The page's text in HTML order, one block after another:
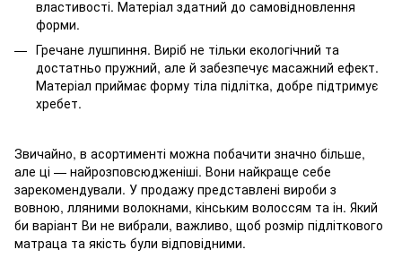
властивості. Матеріал здатний до самовідновлення
форми.
Гречане лушпиння. Виріб не тільки екологічний та
достатньо пружний, але й забезпечує масажний ефект.
Матеріал приймає форму тіла підлітка, добре підтримує
хребет.
Звичайно, в асортименті можна побачити значно більше,
але ці — найрозповсюдженіші. Вони найкраще себе
зарекомендували. У продажу представлені вироби з
вовною, лляними волокнами, кінським волоссям та ін. Який
би варіант Ви не вибрали, важливо, щоб розмір підліткового
матраца та якість були відповідними.